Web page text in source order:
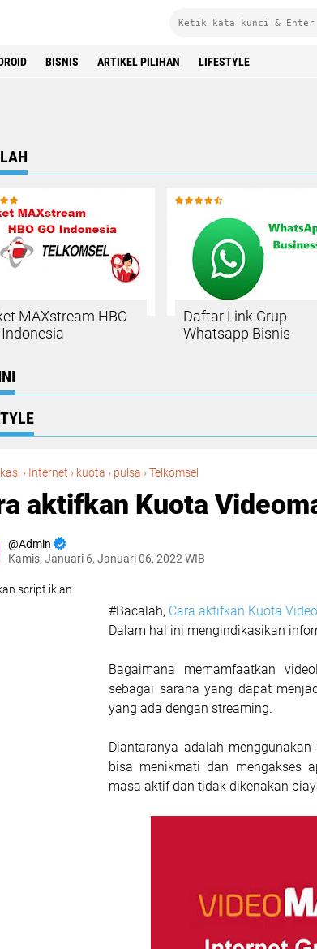
BISNIS ARTIKEL PILIHAN LIFESTYLE
MAXstream HBO
Indonesia
Daftar Link Grup
Whatsapp Bisnis
› Internet › kuota › pulsa ›Telkomsel
aktifkan Kuota
Admin
Kamis, Januari 6, Januari 06, 2022 WIB
script iklan
#Bacalah, Cara aktifkan Kuota
Dalam hal ini mengindikasikan
Bagaimana memamfaatkan
sebagai sarana yang dapat
yang ada dengan streaming.
Diantaranya adalah menggunakan
bisa menikmati dan mengakses
masa aktif dan tidak dikenakan